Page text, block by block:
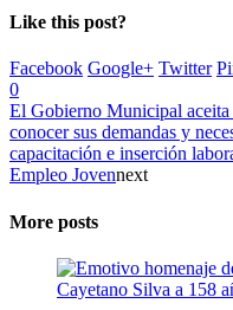
Like this post?
Facebook Google+ Twitter
0
El Gobierno Municipal aceita
conocer sus demandas y
capacitación e inserción
Empleo Jovennext
More posts